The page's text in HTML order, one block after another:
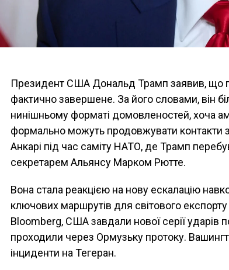
Президент США Дональд Трамп заявив, що
фактично завершене. За його словами, він
нинішньому форматі домовленостей, хоча
формально можуть продовжувати контакти
Анкарі під час саміту НАТО, де Трамп
секретарем Альянсу Марком Рютте.
Вона стала реакцією на нову ескалацію
ключових маршрутів для світового
Bloomberg, США завдали нової серії ударів
проходили через Ормузьку протоку.
інциденти на Тегеран.